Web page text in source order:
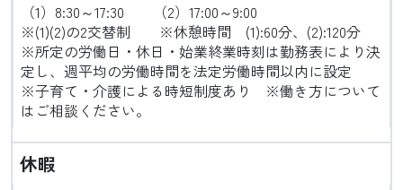
（1）8:30～17:30 （2）17:00～9:00
※(1)(2)の2交替制 ※休憩時間 (1):60分、(2):120分
※所定の労働日・休日・始業終業時刻は勤務表により決
定し、週平均の労働時間を法定労働時間以内に設定
※子育て・介護による時短制度あり ※働き方について
はご相談ください。
休暇